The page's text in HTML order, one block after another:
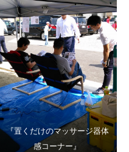
『置くだけのマッサージ器体
感コーナー』